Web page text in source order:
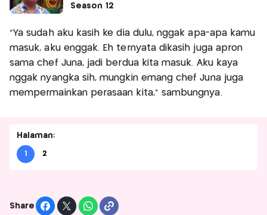
Season 12
“Ya sudah aku kasih ke dia dulu, nggak apa-apa kamu
masuk, aku enggak. Eh ternyata dikasih juga apron
sama chef Juna, jadi berdua kita masuk. Aku kaya
nggak nyangka sih, mungkin emang chef Juna juga
mempermainkan perasaan kita,” sambungnya.
Halaman:
1 2
Share